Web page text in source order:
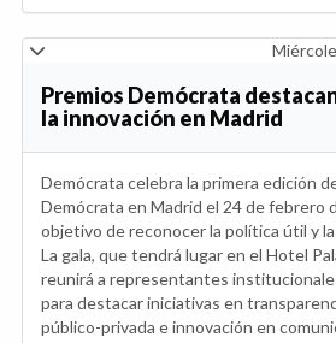
Premios Demócrata
la innovación en Madrid
Demócrata celebra la primera edición
Demócrata en Madrid el 24 de febrero
objetivo de reconocer la política útil y
La gala, que tendrá lugar en el Hotel
reunirá a representantes
para destacar iniciativas en
público-privada e innovación en